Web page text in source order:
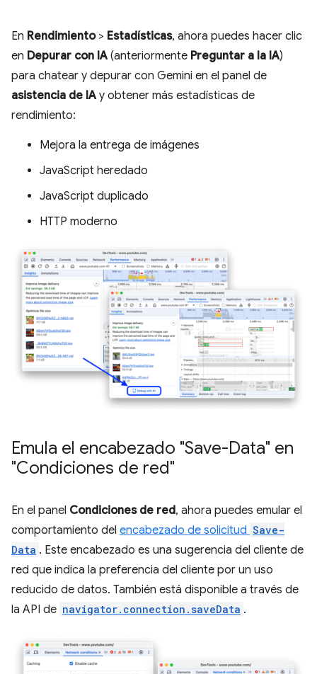
En Rendimiento> Estadísticas, ahora puedes hacer clic
en Depurar con IA (anteriormente Preguntar a la IA)
para chatear y depurar con Gemini en el panel de
asistencia de IA y obtener más estadísticas de
rendimiento:
Mejora la entrega de imágenes
JavaScript heredado
JavaScript duplicado
HTTP moderno
Emula el encabezado "Save-Data" en
"Condiciones de red"
En el panel Condiciones de red, ahora puedes emular el
comportamiento del encabezado de solicitud Save-
Data . Este encabezado es una sugerencia del cliente de
red que indica la preferencia del cliente por un uso
reducido de datos. También está disponible a través de
la API de navigator.connection.saveData .